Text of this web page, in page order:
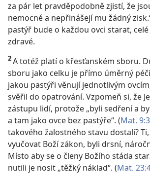
za pár let pravděpodobně zjistí, že
nemocné a nepřinášejí mu žádný
pastýř bude o každou ovci starat,
zdravé.
2A totéž platí o křesťanském sboru.
sboru jako celku je přímo úměrný
jakou pastýři věnují jednotlivým
svěřil do opatrování. Vzpomeň si, že
zástupu lidí, protože „byli sedření a
a tam jako ovce bez pastýře“. (Mat.
takového žalostného stavu dostali?
vyučovat Boží zákon, byli drsní,
Místo aby se o členy Božího stáda
nutili je nosit „těžký náklad“. (Mat.